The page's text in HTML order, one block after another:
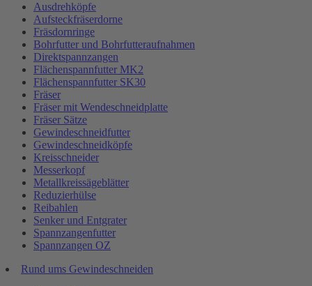
Ausdrehköpfe
Aufsteckfräserdorne
Fräsdornringe
Bohrfutter und Bohrfutteraufnahmen
Direktspannzangen
Flächenspannfutter MK2
Flächenspannfutter SK30
Fräser
Fräser mit Wendeschneidplatte
Fräser Sätze
Gewindeschneidfutter
Gewindeschneidköpfe
Kreisschneider
Messerkopf
Metallkreissägeblätter
Reduzierhülse
Reibahlen
Senker und Entgrater
Spannzangenfutter
Spannzangen OZ
Rund ums Gewindeschneiden